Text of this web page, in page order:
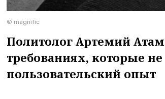
© magnific
Политолог Артемий
требованиях, которые
пользовательский опыт